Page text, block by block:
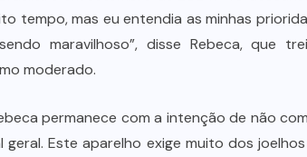
tempo, mas eu entendia as minhas
maravilhoso”, disse Rebeca, que
moderado.
permanece com a intenção de não
Este aparelho exige muito dos
recebe a
Rotam em
2026
Dia dos
7